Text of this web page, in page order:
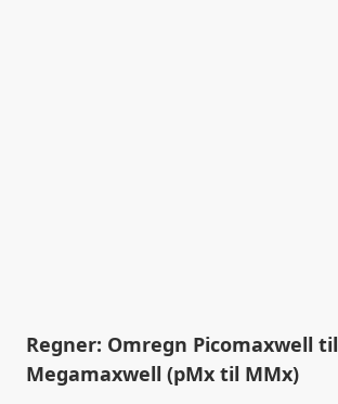
Regner: Omregn Picomaxwell til
Megamaxwell (pMx til MMx)